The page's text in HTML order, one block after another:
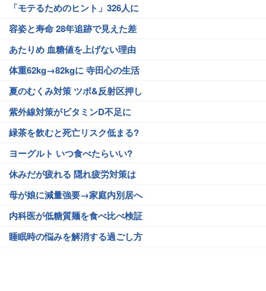
「モテるためのヒント」326人に
容姿と寿命 28年追跡で見えた差
あたりめ 血糖値を上げない理由
体重62kg→82kgに 寺田心の生活
夏のむくみ対策 ツボ&反射区押し
紫外線対策がビタミンD不足に
緑茶を飲むと死亡リスク低まる?
ヨーグルト いつ食べたらいい?
休みだが疲れる 隠れ疲労対策は
母が娘に減量強要→家庭内別居へ
内科医が低糖質麺を食べ比べ検証
睡眠時の悩みを解消する過ごし方